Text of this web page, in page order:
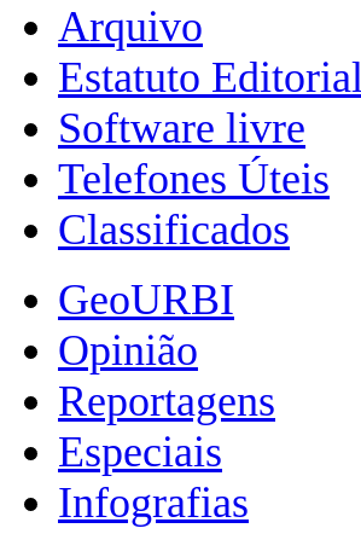
Arquivo
Estatuto Editorial
Software livre
Telefones Úteis
Classificados
GeoURBI
Opinião
Reportagens
Especiais
Infografias